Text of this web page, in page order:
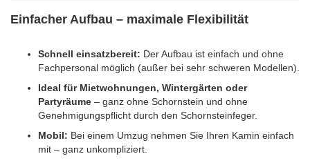
Einfacher Aufbau – maximale Flexibilität
Schnell einsatzbereit: Der Aufbau ist einfach und ohne
Fachpersonal möglich (außer bei sehr schweren Modellen).
Ideal für Mietwohnungen, Wintergärten oder
Partyräume – ganz ohne Schornstein und ohne
Genehmigungspflicht durch den Schornsteinfeger.
Mobil: Bei einem Umzug nehmen Sie Ihren Kamin einfach
mit – ganz unkompliziert.